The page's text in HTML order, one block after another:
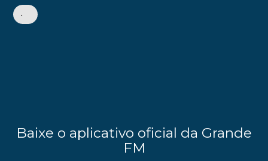
•
Baixe o aplicativo oficial da Grande
FM